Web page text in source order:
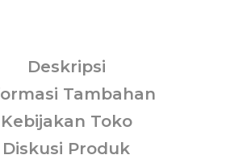
Deskripsi
Tambahan
Kebijakan Toko
Diskusi Produk